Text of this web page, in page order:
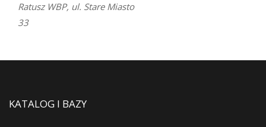
Ratusz WBP, ul. Stare Miasto
33
KATALOG I BAZY